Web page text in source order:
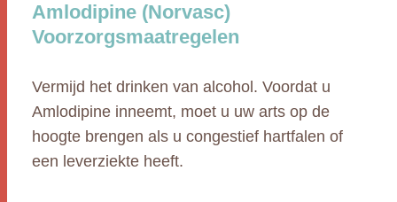
Amlodipine (Norvasc)
Voorzorgsmaatregelen
Vermijd het drinken van alcohol. Voordat u
Amlodipine inneemt, moet u uw arts op de
hoogte brengen als u congestief hartfalen of
een leverziekte heeft.